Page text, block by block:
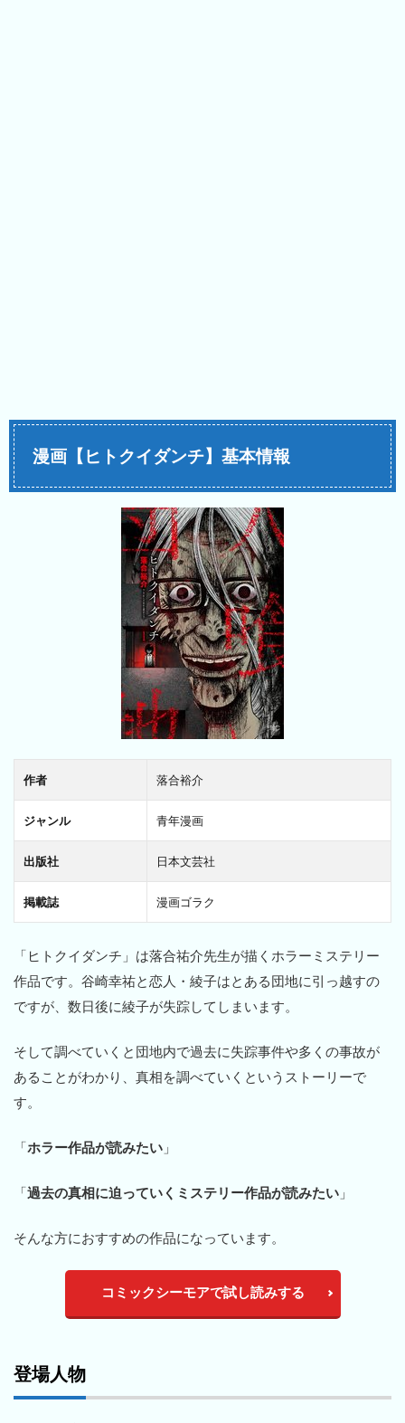
漫画【ヒトクイダンチ】基本情報
作者 落合裕介
ジャンル 青年漫画
出版社 日本文芸社
掲載誌 漫画ゴラク
「ヒトクイダンチ」は落合祐介先生が描くホラーミステリー
作品です。谷崎幸祐と恋人・綾子はとある団地に引っ越すの
ですが、数日後に綾子が失踪してしまいます。
そして調べていくと団地内で過去に失踪事件や多くの事故が
あることがわかり、真相を調べていくというストーリーで
す。
「ホラー作品が読みたい 」
「過去の真相に迫っていくミステリー作品が読みたい 」
そんな方におすすめの作品になっています。
コミックシーモアで試し読みする
登場人物